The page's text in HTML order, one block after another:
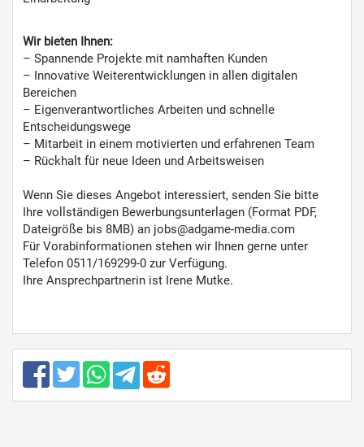
Wir bieten Ihnen:
– Spannende Projekte mit namhaften Kunden
– Innovative Weiterentwicklungen in allen digitalen
Bereichen
– Eigenverantwortliches Arbeiten und schnelle
Entscheidungswege
– Mitarbeit in einem motivierten und erfahrenen Team
– Rückhalt für neue Ideen und Arbeitsweisen
Wenn Sie dieses Angebot interessiert, senden Sie bitte
Ihre vollständigen Bewerbungsunterlagen (Format PDF,
Dateigröße bis 8MB) an jobs@adgame-media.com
Für Vorabinformationen stehen wir Ihnen gerne unter
Telefon 0511/169299-0 zur Verfügung.
Ihre Ansprechpartnerin ist Irene Mutke.